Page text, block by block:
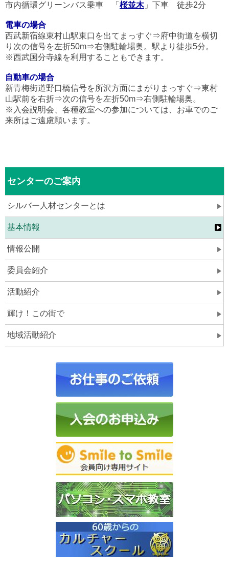
市内循環グリーンバス乗車 「 桜並木」下車 徒歩2分
電車の場合
西武新宿線東村山駅東口を出てまっすぐ⇒府中街道を横切
り次の信号を左折50m⇒右側駐輪場奥。駅より徒歩5分。
※西武国分寺線を利用することもできます。
自動車の場合
新青梅街道野口橋信号を所沢方面にまがりまっすぐ⇒東村
山駅前を右折⇒次の信号を左折50m⇒右側駐輪場奥。
※入会説明会、各種教室への参加については、お車でのご
来所はご遠慮願います。
センターのご案内
シルバー人材センターとは
基本情報
情報公開
委員会紹介
活動紹介
輝け！この街で
地域活動紹介